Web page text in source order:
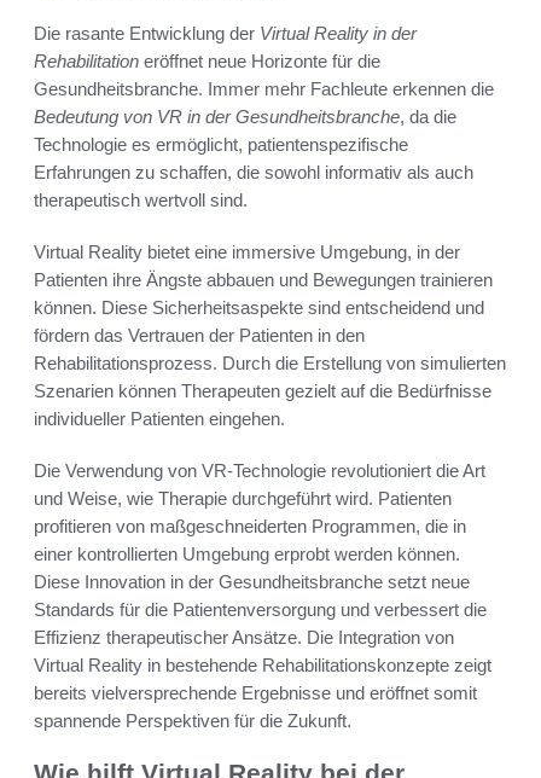
Die rasante Entwicklung der Virtual Reality in der
Rehabilitation eröffnet neue Horizonte für die
Gesundheitsbranche. Immer mehr Fachleute erkennen die
Bedeutung von VR in der Gesundheitsbranche, da die
Technologie es ermöglicht, patientenspezifische
Erfahrungen zu schaffen, die sowohl informativ als auch
therapeutisch wertvoll sind.
Virtual Reality bietet eine immersive Umgebung, in der
Patienten ihre Ängste abbauen und Bewegungen trainieren
können. Diese Sicherheitsaspekte sind entscheidend und
fördern das Vertrauen der Patienten in den
Rehabilitationsprozess. Durch die Erstellung von simulierten
Szenarien können Therapeuten gezielt auf die Bedürfnisse
individueller Patienten eingehen.
Die Verwendung von VR-Technologie revolutioniert die Art
und Weise, wie Therapie durchgeführt wird. Patienten
profitieren von maßgeschneiderten Programmen, die in
einer kontrollierten Umgebung erprobt werden können.
Diese Innovation in der Gesundheitsbranche setzt neue
Standards für die Patientenversorgung und verbessert die
Effizienz therapeutischer Ansätze. Die Integration von
Virtual Reality in bestehende Rehabilitationskonzepte zeigt
bereits vielversprechende Ergebnisse und eröffnet somit
spannende Perspektiven für die Zukunft.
Wie hilft Virtual Reality bei der